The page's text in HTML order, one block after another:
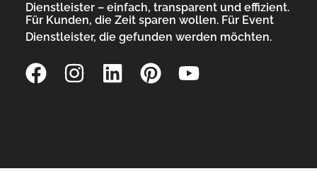
Dienstleister – einfach, transparent und effizient.
Für Kunden, die Zeit sparen wollen. Für Event
Dienstleister, die gefunden werden möchten.